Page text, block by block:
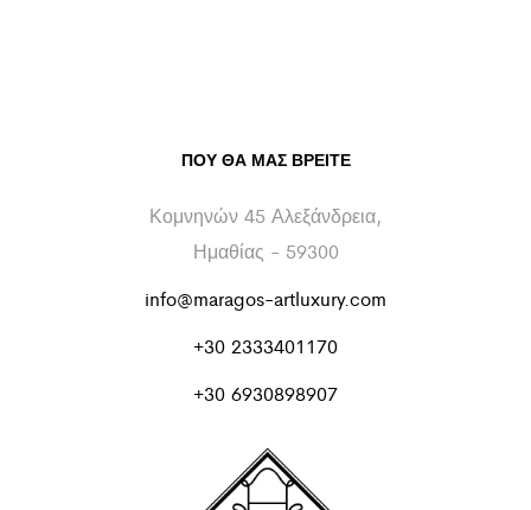
ΠΟΥ ΘΑ ΜΑΣ ΒΡΕΊΤΕ
Κομνηνών 45 Αλεξάνδρεια,
Ημαθίας - 59300
info@maragos-artluxury.com
+30 2333401170
+30 6930898907